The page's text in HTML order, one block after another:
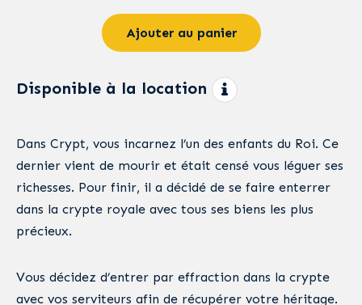
Ajouter au panier
Disponible à la location
Dans Crypt, vous incarnez l’un des enfants du Roi. Ce
dernier vient de mourir et était censé vous léguer ses
richesses. Pour finir, il a décidé de se faire enterrer
dans la crypte royale avec tous ses biens les plus
précieux.
Vous décidez d’entrer par effraction dans la crypte
avec vos serviteurs afin de récupérer votre héritage.